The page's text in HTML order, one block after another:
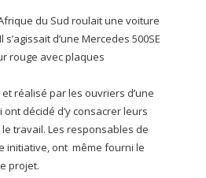
du Sud roulait une voiture
d’une Mercedes 500SE
rouge avec plaques
réalisé par les ouvriers d’une
ont décidé d’y consacrer leurs
travail. Les responsables de
initiative, ont même fourni le
projet.